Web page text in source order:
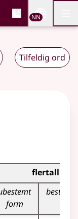
og
NN
Tilfeldig ord
flertall
form
bestemt